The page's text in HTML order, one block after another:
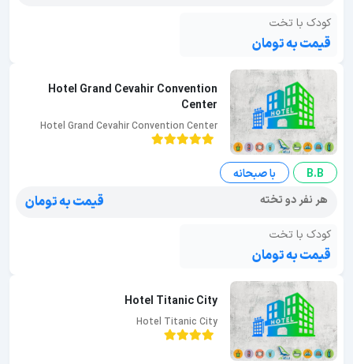
کودک با تخت
قیمت به تومان
Hotel Grand Cevahir Convention
Center
Hotel Grand Cevahir Convention Center
B.B
با صبحانه
هر نفر دو تخته
قیمت به تومان
کودک با تخت
قیمت به تومان
Hotel Titanic City
Hotel Titanic City